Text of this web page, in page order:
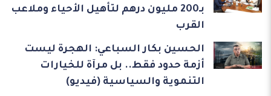
بـ200 مليون درهم لتأهيل الأحياء وملاعب
القرب
الحسين بكار السباعي: الهجرة ليست
أزمة حدود فقط.. بل مرآة للخيارات
التنموية والسياسية (فيديو)